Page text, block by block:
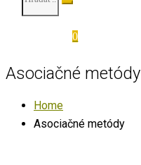
0
Asociačné metódy
Home
Asociačné metódy